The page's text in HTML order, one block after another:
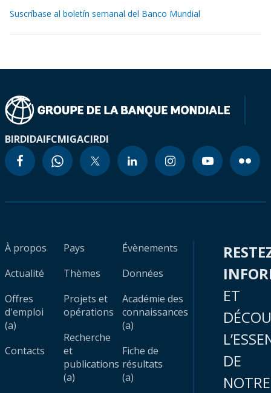
Suscríbase al boletín semanal del Banco Mundial
BIRDIDAIFCMIGACIRDI
À propos
Actualité
Offres
d'emploi
(a)
Contacts
Pays
Thèmes
Projets et
opérations
Recherche
et
publications
(a)
Évènements
Données
Académie des
connaissances
(a)
Fiche de
résultats
(a)
ET
DE
NOTRE